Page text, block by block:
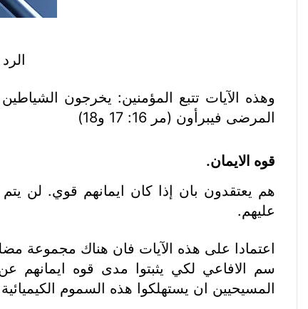
وهذه الآيات تتبع المؤمنين: يخرجون
المرضى فيبرأون (مر 16: 17 و18)
قوه الايمان.
هم يعتقدون بان إذا كان ايمانهم قوي. لن
عليهم.
اعتمادا على هذه الآيات فان هناك مجموعة
سم الافاعي لكي يثبتوا مدى قوه
المسيحيين ان يستهلكوا هذه السموم